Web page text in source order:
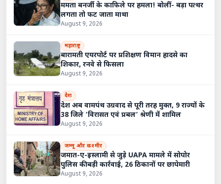
ममता बनर्जी के काफिले पर हमला! बोलीं- बड़ा पत्थर
लगता तो फट जाता माथा
August 9, 2026
महाराष्ट्र
बारामती एयरपोर्ट पर प्रशिक्षण विमान हादसे का
शिकार, रनवे से फिसला
August 9, 2026
देश
देश अब वामपंथ उग्रवाद से पूरी तरह मुक्त, 9 राज्यों के
38 जिले ‘विरासत एवं प्रबल’ श्रेणी में शामिल
August 9, 2026
जम्मू और कश्मीर
जमात-ए-इस्लामी से जुड़े UAPA मामले में सोपोर
पुलिस की बड़ी कार्रवाई, 26 ठिकानों पर छापेमारी
August 9, 2026